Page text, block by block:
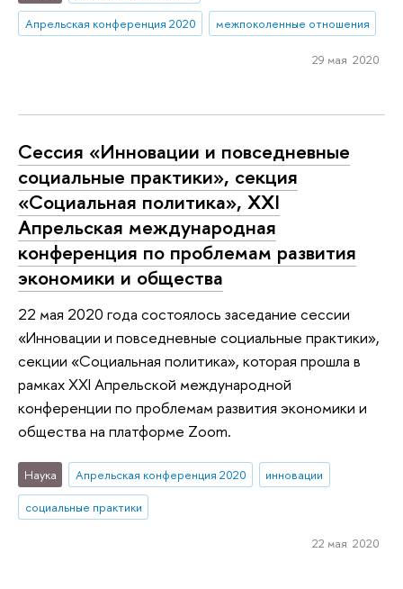
Апрельская конференция 2020
межпоколенные отношения
29 мая 2020
Сессия «Инновации и повседневные
социальные практики», секция
«Социальная политика», XXI
Апрельская международная
конференция по проблемам развития
экономики и общества
22 мая 2020 года состоялось заседание сессии
«Инновации и повседневные социальные практики»,
секции «Социальная политика», которая прошла в
рамках XXI Апрельской международной
конференции по проблемам развития экономики и
общества на платформе Zoom.
Наука Апрельская конференция 2020
инновации
социальные практики
22 мая 2020